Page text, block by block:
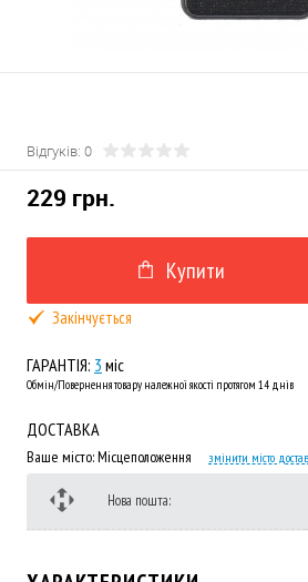
Відгуків: 0
229 грн.
Купити
Закінчується
ГАРАНТІЯ: 3 міс
Обмін/Повернення товару належної якості протягом 14 днів
ДОСТАВКА
Ваше місто:Місцеположення змінити місто
Нова пошта: